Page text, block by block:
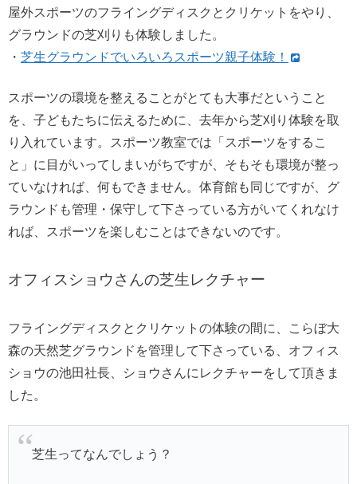
屋外スポーツのフライングディスクとクリケットをやり、
グラウンドの芝刈りも体験しました。
・ 芝生グラウンドでいろいろスポーツ親子体験！
スポーツの環境を整えることがとても大事だということ
を、子どもたちに伝えるために、去年から芝刈り体験を取
り入れています。スポーツ教室では「スポーツをするこ
と」に目がいってしまいがちですが、そもそも環境が整っ
ていなければ、何もできません。体育館も同じですが、グ
ラウンドも管理・保守して下さっている方がいてくれなけ
れば、スポーツを楽しむことはできないのです。
オフィスショウさんの芝生レクチャー
フライングディスクとクリケットの体験の間に、こらぼ大
森の天然芝グラウンドを管理して下さっている、オフィス
ショウの池田社長、ショウさんにレクチャーをして頂きま
した。
芝生ってなんでしょう？